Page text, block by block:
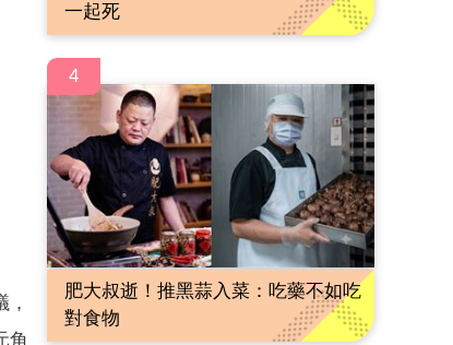
角
一起死
4
肥大叔逝！推黑蒜入菜：吃藥不如吃
對食物